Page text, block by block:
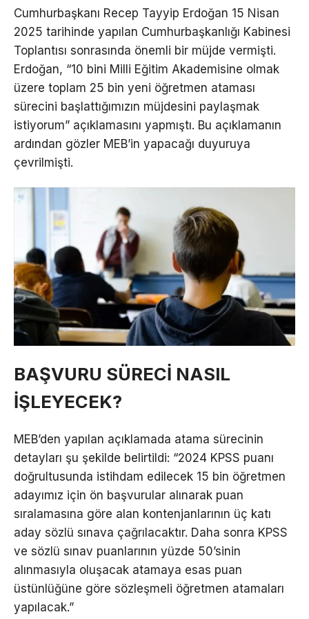
Cumhurbaşkanı Recep Tayyip Erdoğan 15 Nisan
2025 tarihinde yapılan Cumhurbaşkanlığı Kabinesi
Toplantısı sonrasında önemli bir müjde vermişti.
Erdoğan, “10 bini Milli Eğitim Akademisine olmak
üzere toplam 25 bin yeni öğretmen ataması
sürecini başlattığımızın müjdesini paylaşmak
istiyorum” açıklamasını yapmıştı. Bu açıklamanın
ardından gözler MEB’in yapacağı duyuruya
çevrilmişti.
BAŞVURU SÜRECİ NASIL
İŞLEYECEK?
MEB’den yapılan açıklamada atama sürecinin
detayları şu şekilde belirtildi: “2024 KPSS puanı
doğrultusunda istihdam edilecek 15 bin öğretmen
adayımız için ön başvurular alınarak puan
sıralamasına göre alan kontenjanlarının üç katı
aday sözlü sınava çağrılacaktır. Daha sonra KPSS
ve sözlü sınav puanlarının yüzde 50’sinin
alınmasıyla oluşacak atamaya esas puan
üstünlüğüne göre sözleşmeli öğretmen atamaları
yapılacak.”